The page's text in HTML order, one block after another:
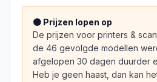
🟠 Prijzen lopen op
De prijzen voor printers &
de 46 gevolgde modellen
afgelopen 30 dagen duurder
Heb je geen haast, dan kan